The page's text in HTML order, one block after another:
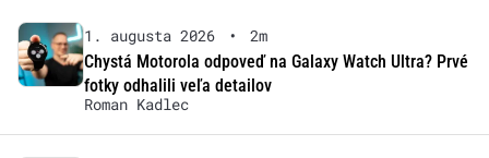
1. augusta 2026 •
2m
Chystá Motorola odpoveď na Galaxy Watch Ultra? Prvé
fotky odhalili veľa detailov
Roman Kadlec